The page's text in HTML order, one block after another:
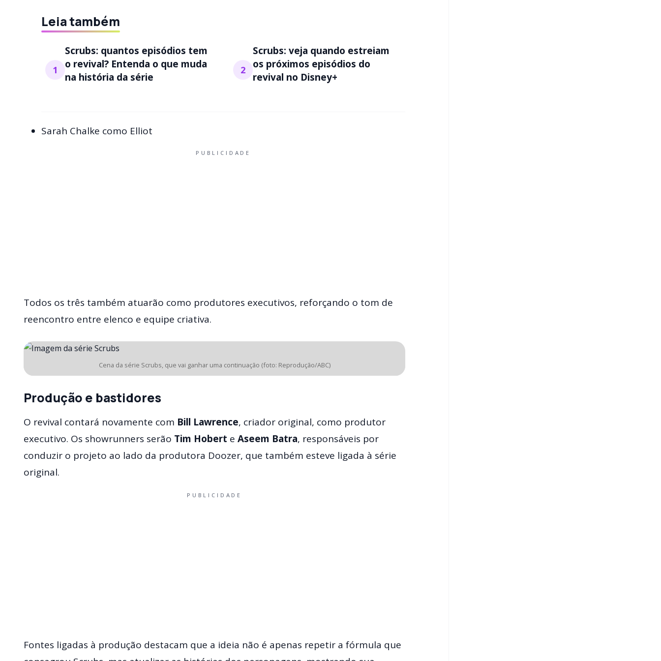
Leia também
1
Scrubs: quantos episódios tem
o revival? Entenda o que muda
na história da série
2
Scrubs: veja quando estreiam
os próximos episódios do
revival no Disney+
Sarah Chalke como Elliot
PUBLICIDADE
Todos os três também atuarão como produtores executivos, reforçando o tom de
reencontro entre elenco e equipe criativa.
Cena da série Scrubs, que vai ganhar uma continuação (foto: Reprodução/ABC)
Produção e bastidores
O revival contará novamente com Bill Lawrence, criador original, como produtor
executivo. Os showrunners serão Tim Hobert e Aseem Batra, responsáveis por
conduzir o projeto ao lado da produtora Doozer, que também esteve ligada à série
original.
PUBLICIDADE
Fontes ligadas à produção destacam que a ideia não é apenas repetir a fórmula que